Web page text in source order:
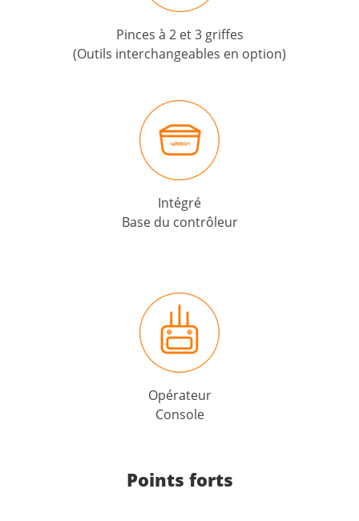
Pinces à 2 et 3 griffes
(Outils interchangeables en option)
Intégré
Base du contrôleur
Opérateur
Console
Points forts